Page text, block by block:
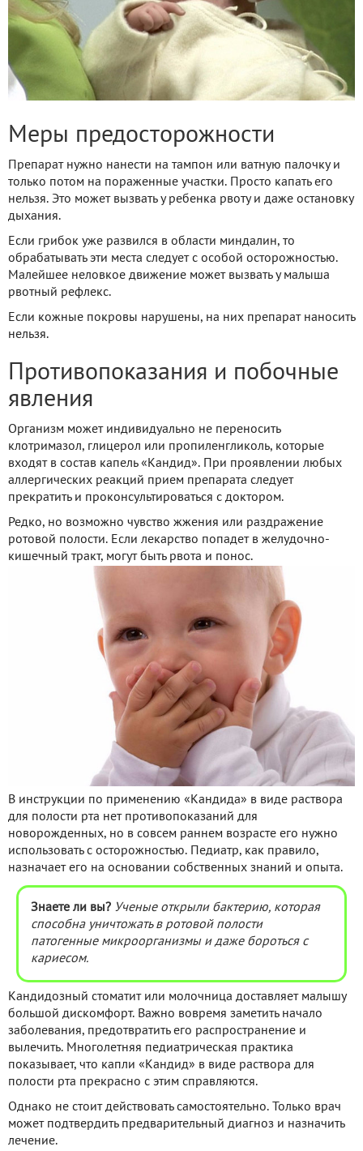
Меры предосторожности
Препарат нужно нанести на тампон или ватную палочку и
только потом на пораженные участки. Просто капать его
нельзя. Это может вызвать у ребенка рвоту и даже остановку
дыхания.
Если грибок уже развился в области миндалин, то
обрабатывать эти места следует с особой осторожностью.
Малейшее неловкое движение может вызвать у малыша
рвотный рефлекс.
Если кожные покровы нарушены, на них препарат наносить
нельзя.
Противопоказания и побочные
явления
Организм может индивидуально не переносить
клотримазол, глицерол или пропиленгликоль, которые
входят в состав капель «Кандид». При проявлении любых
аллергических реакций прием препарата следует
прекратить и проконсультироваться с доктором.
Редко, но возможно чувство жжения или раздражение
ротовой полости. Если лекарство попадет в желудочно-
кишечный тракт, могут быть рвота и понос.
В инструкции по применению «Кандида» в виде раствора
для полости рта нет противопоказаний для
новорожденных, но в совсем раннем возрасте его нужно
использовать с осторожностью. Педиатр, как правило,
назначает его на основании собственных знаний и опыта.
Знаете ли вы? Ученые открыли бактерию, которая
способна уничтожать в ротовой полости
патогенные микроорганизмы и даже бороться с
кариесом.
Кандидозный стоматит или молочница доставляет малышу
большой дискомфорт. Важно вовремя заметить начало
заболевания, предотвратить его распространение и
вылечить. Многолетняя педиатрическая практика
показывает, что капли «Кандид» в виде раствора для
полости рта прекрасно с этим справляются.
Однако не стоит действовать самостоятельно. Только врач
может подтвердить предварительный диагноз и назначить
лечение.